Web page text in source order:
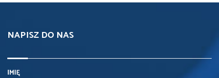
NAPISZ DO NAS
IMIĘ